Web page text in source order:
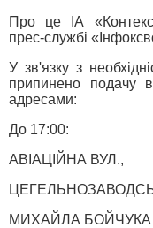
Про це ІА
прес-службі
У зв'язку з
припинено подачу
адресами:
До 17:00:
АВІАЦІЙНА ВУЛ.,
МИХАЙЛА БОЙЧУКА